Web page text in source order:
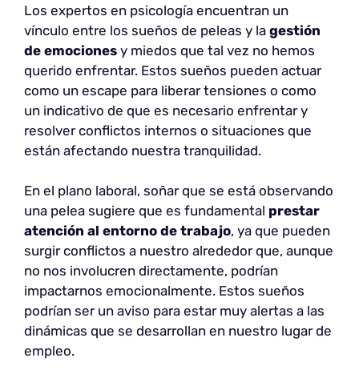
Los expertos en psicología encuentran un
vínculo entre los sueños de peleas y la gestión
de emociones y miedos que tal vez no hemos
querido enfrentar. Estos sueños pueden actuar
como un escape para liberar tensiones o como
un indicativo de que es necesario enfrentar y
resolver conflictos internos o situaciones que
están afectando nuestra tranquilidad.
En el plano laboral, soñar que se está observando
una pelea sugiere que es fundamental prestar
atención al entorno de trabajo, ya que pueden
surgir conflictos a nuestro alrededor que, aunque
no nos involucren directamente, podrían
impactarnos emocionalmente. Estos sueños
podrían ser un aviso para estar muy alertas a las
dinámicas que se desarrollan en nuestro lugar de
empleo.